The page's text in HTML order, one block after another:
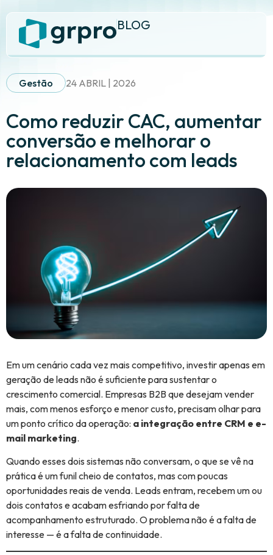
BLOG
Gestão 24 ABRIL | 2026
Como reduzir CAC, aumentar
conversão e melhorar o
relacionamento com leads
Em um cenário cada vez mais competitivo, investir apenas em
geração de leads não é suficiente para sustentar o
crescimento comercial. Empresas B2B que desejam vender
mais, com menos esforço e menor custo, precisam olhar para
um ponto crítico da operação: a integração entre CRM e e-
mail marketing.
Quando esses dois sistemas não conversam, o que se vê na
prática é um funil cheio de contatos, mas com poucas
oportunidades reais de venda. Leads entram, recebem um ou
dois contatos e acabam esfriando por falta de
acompanhamento estruturado. O problema não é a falta de
interesse — é a falta de continuidade.